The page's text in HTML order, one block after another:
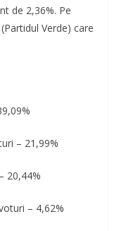
de 2,36%. Pe
Verde) care
– 21,99%
20,44%
– 4,62%